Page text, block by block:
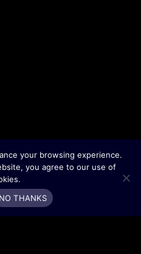
your browsing experience.
you agree to our use of
NO THANKS